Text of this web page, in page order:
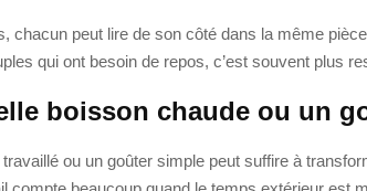
chacun peut lire de son côté dans la même
qui ont besoin de repos, c’est souvent plus
boisson chaude ou un
ou un goûter simple peut suffire à